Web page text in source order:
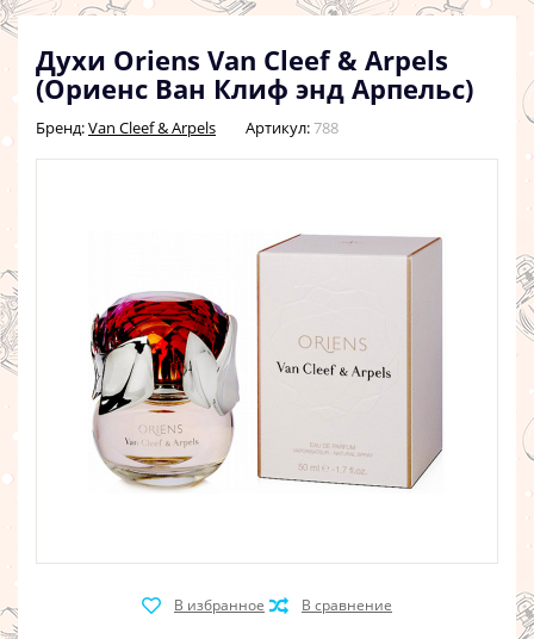
Духи Oriens Van Cleef & Arpels
(Ориенс Ван Клиф энд Арпельс)
Бренд:Van Cleef & Arpels Артикул:788